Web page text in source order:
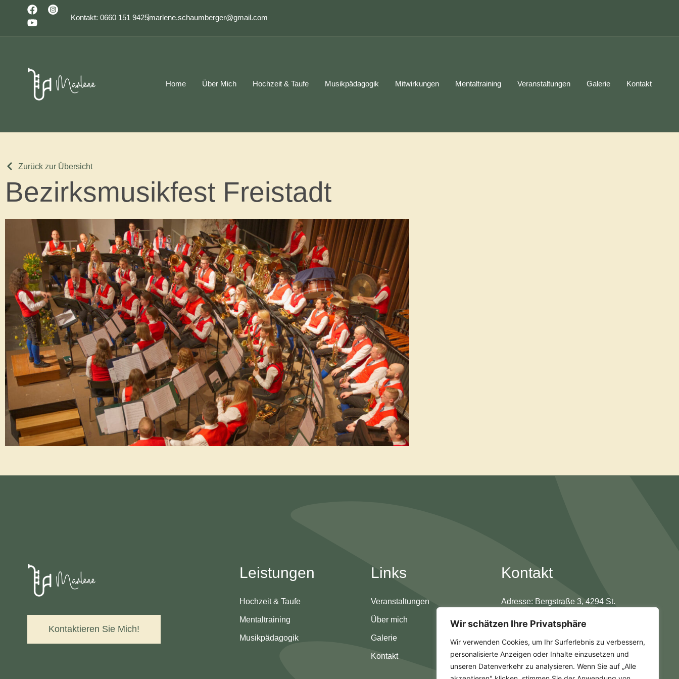
Wir schätzen Ihre Privatsphäre
Wir verwenden Cookies, um Ihr Surferlebnis zu verbessern,
personalisierte Anzeigen oder Inhalte einzusetzen und
unseren Datenverkehr zu analysieren. Wenn Sie auf „Alle
Kontakt: 0660 151 9425marlene.schaumberger@gmail.com
Home Über Mich Hochzeit & Taufe Musikpädagogik Mitwirkungen Mentaltraining Veranstaltungen Galerie Kontakt
Zurück zur Übersicht
Bezirksmusikfest Freistadt
Kontaktieren Sie Mich!
Leistungen
Hochzeit & Taufe
Mentaltraining
Musikpädagogik
Links
Veranstaltungen
Über mich
Galerie
Kontakt
Kontakt
Adresse: Bergstraße 3, 4294 St.
Telefon: 0660 151 9425
Email:
marlene.schaumberger@gmail.com